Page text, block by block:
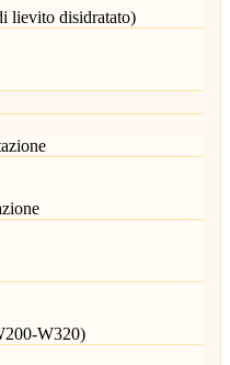
lievito disidratato)
W320)